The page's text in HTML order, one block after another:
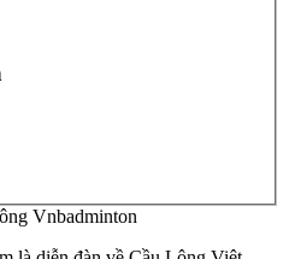
Vnbadminton